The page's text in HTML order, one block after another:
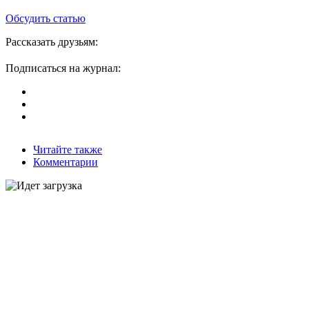
Обсудить статью
Рассказать друзьям:
Подписаться на журнал:
Читайте также
Комментарии